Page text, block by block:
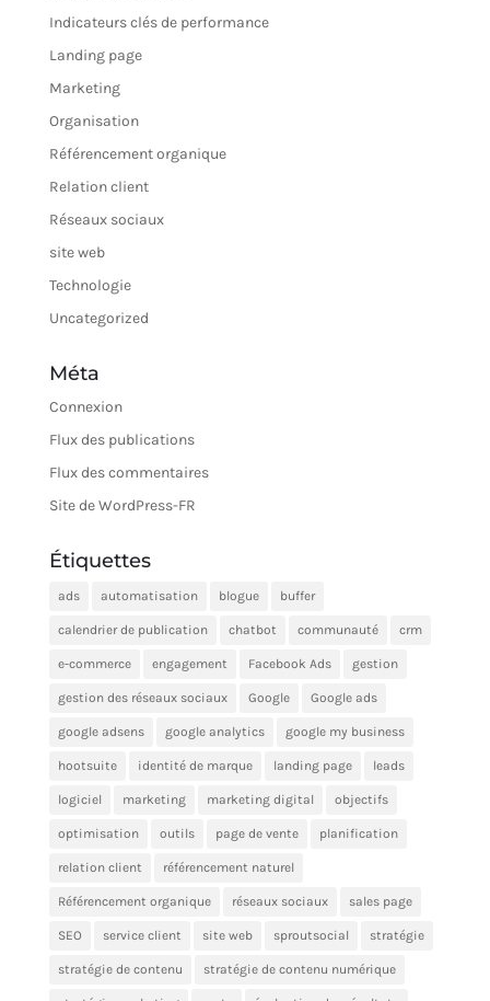
Indicateurs clés de performance
Landing page
Marketing
Organisation
Référencement organique
Relation client
Réseaux sociaux
site web
Technologie
Uncategorized
Méta
Connexion
Flux des publications
Flux des commentaires
Site de WordPress-FR
Étiquettes
ads automatisation blogue buffer
calendrier de publication chatbot communauté crm
e-commerce engagement Facebook Ads gestion
gestion des réseaux sociaux Google Google ads
google adsens google analytics google my business
hootsuite identité de marque landing page leads
logiciel marketing marketing digital objectifs
optimisation outils page de vente planification
relation client référencement naturel
Référencement organique réseaux sociaux sales page
SEO service client site web sproutsocial stratégie
stratégie de contenu stratégie de contenu numérique